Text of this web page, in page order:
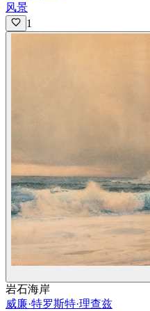
风景
1
岩石海岸
威廉·特罗斯特·理查兹